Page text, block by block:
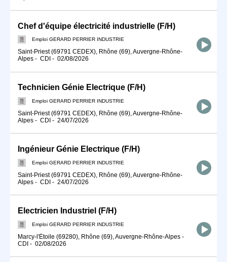
Chef d'équipe électricité industrielle (F/H)
Emploi GERARD PERRIER INDUSTRIE
Saint-Priest (69791 CEDEX), Rhône (69), Auvergne-Rhône-
Alpes - CDI - 02/08/2026
Technicien Génie Electrique (F/H)
Emploi GERARD PERRIER INDUSTRIE
Saint-Priest (69791 CEDEX), Rhône (69), Auvergne-Rhône-
Alpes - CDI - 24/07/2026
Ingénieur Génie Electrique (F/H)
Emploi GERARD PERRIER INDUSTRIE
Saint-Priest (69791 CEDEX), Rhône (69), Auvergne-Rhône-
Alpes - CDI - 24/07/2026
Electricien Industriel (F/H)
Emploi GERARD PERRIER INDUSTRIE
Marcy-l'Étoile (69280), Rhône (69), Auvergne-Rhône-Alpes -
CDI - 02/08/2026